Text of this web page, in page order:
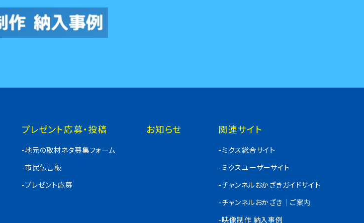
プレゼント応募・投稿
-地元の取材ネタ募集フォーム
-市民伝言板
-プレゼント応募
お知らせ 関連サイト
-ミクス総合サイト
-ミクスユーザーサイト
-チャンネルおかざきガイドサイト
-チャンネルおかざき｜ご案内
-映像制作 納入事例